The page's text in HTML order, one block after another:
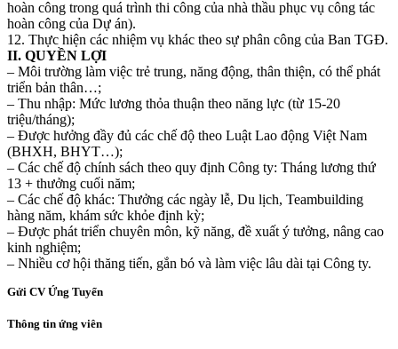
hoàn công trong quá trình thi công của nhà thầu phục vụ công tác
hoàn công của Dự án).
12. Thực hiện các nhiệm vụ khác theo sự phân công của Ban TGĐ.
II. QUYỀN LỢI
– Môi trường làm việc trẻ trung, năng động, thân thiện, có thể phát
triển bản thân…;
– Thu nhập: Mức lương thỏa thuận theo năng lực (từ 15-20
triệu/tháng);
– Được hưởng đầy đủ các chế độ theo Luật Lao động Việt Nam
(BHXH, BHYT…);
– Các chế độ chính sách theo quy định Công ty: Tháng lương thứ
13 + thưởng cuối năm;
– Các chế độ khác: Thưởng các ngày lễ, Du lịch, Teambuilding
hàng năm, khám sức khỏe định kỳ;
– Được phát triển chuyên môn, kỹ năng, đề xuất ý tưởng, nâng cao
kinh nghiệm;
– Nhiều cơ hội thăng tiến, gắn bó và làm việc lâu dài tại Công ty.
Gửi CV Ứng Tuyển
Thông tin ứng viên